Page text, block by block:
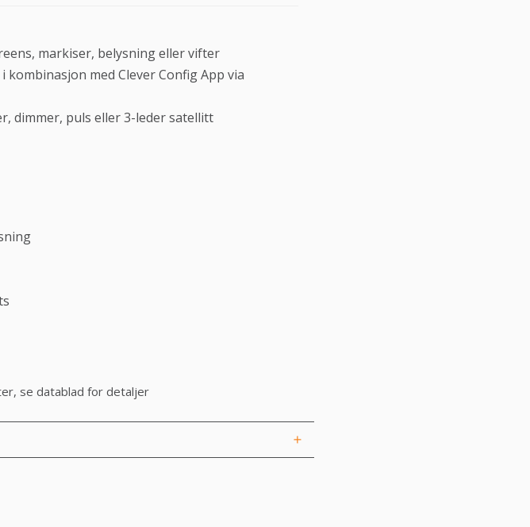
markiser, belysning eller vifter
med Clever Config App via
dimmer, puls eller 3-leder satellitt
se datablad for detaljer